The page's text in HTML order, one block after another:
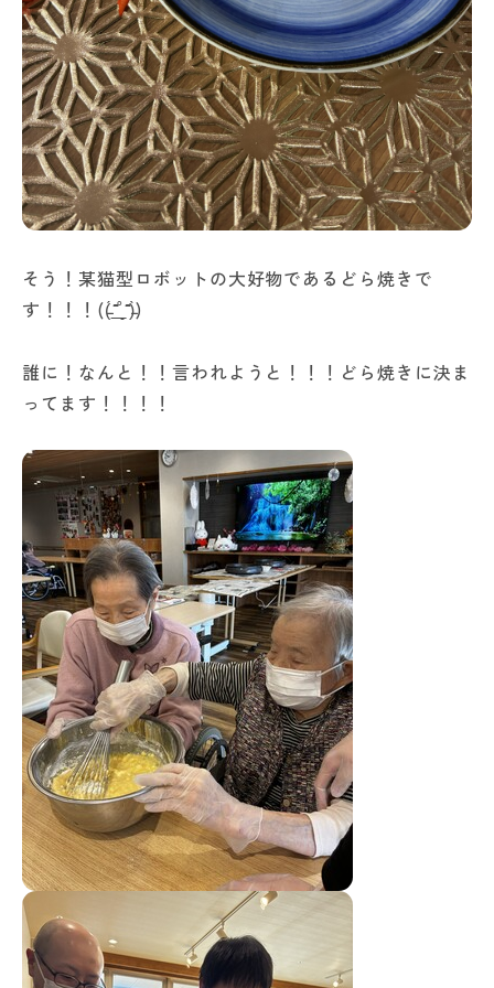
そう！某猫型ロボットの大好物であるどら焼きで
す！！！((̵̵́ ̆̂̑͟˚̩̮ ̆̂̑)̵̵̀)
誰に！なんと！！言われようと！！！どら焼きに決ま
ってます！！！！